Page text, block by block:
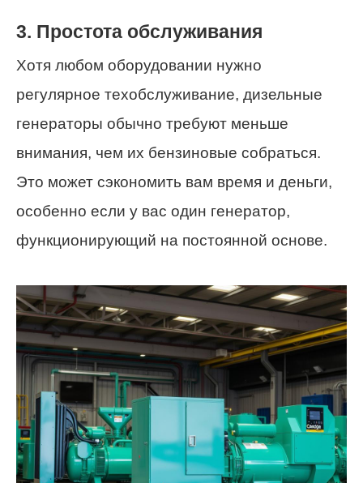
3. Простота обслуживания
Хотя любом оборудовании нужно
регулярное техобслуживание, дизельные
генераторы обычно требуют меньше
внимания, чем их бензиновые собраться.
Это может сэкономить вам время и деньги,
особенно если у вас один генератор,
функционирующий на постоянной основе.